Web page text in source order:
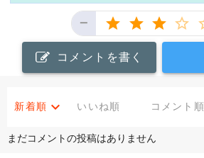
−
コメントを書く
新着順 いいね順 コメント順
まだコメントの投稿はありません